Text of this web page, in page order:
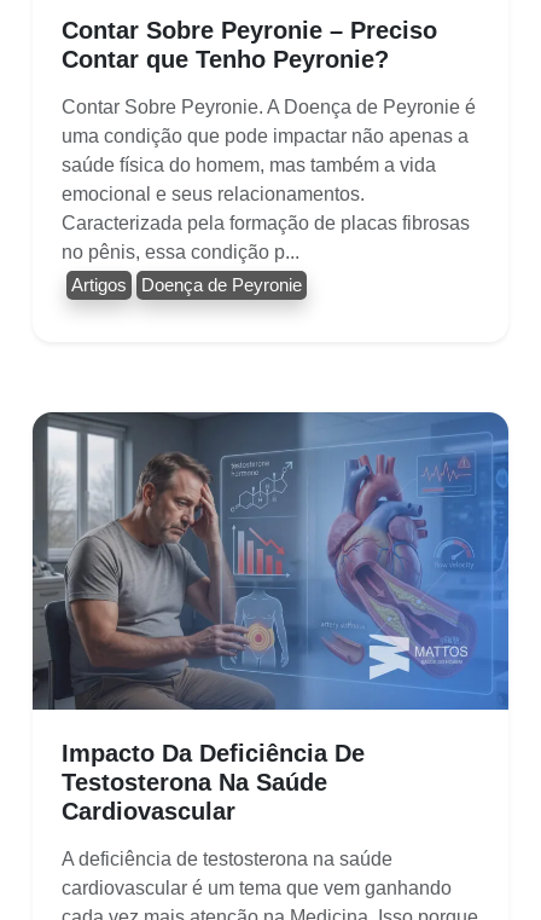
Contar Sobre Peyronie – Preciso
Contar que Tenho Peyronie?
Contar Sobre Peyronie. A Doença de Peyronie é
uma condição que pode impactar não apenas a
saúde física do homem, mas também a vida
emocional e seus relacionamentos.
Caracterizada pela formação de placas fibrosas
no pênis, essa condição p...
Artigos Doença de Peyronie
Impacto Da Deficiência De
Testosterona Na Saúde
Cardiovascular
A deficiência de testosterona na saúde
cardiovascular é um tema que vem ganhando